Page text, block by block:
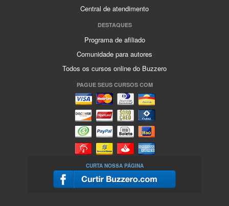
Central de atendimento
DESTAQUES
Programa de afiliado
Comunidade para autores
Todos os cursos online do Buzzero
PAGUE SEUS CURSOS COM
CURTA NOSSA PÁGINA